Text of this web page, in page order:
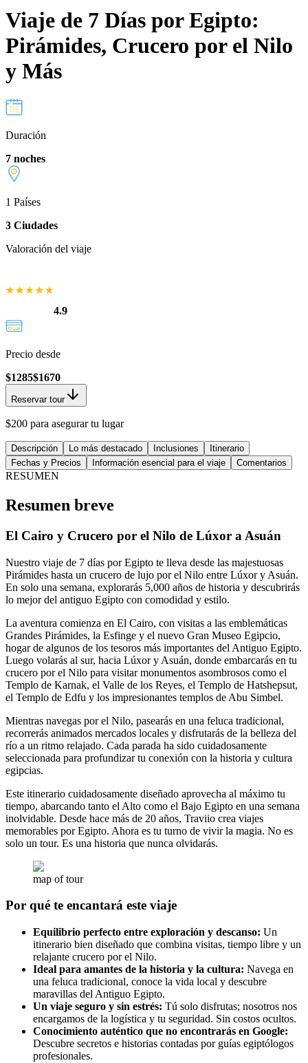
Viaje de 7 Días por Egipto:
Pirámides, Crucero por el Nilo
y Más
Duración
7 noches
1 Países
3 Ciudades
Valoración del viaje
4.9
Precio desde
$1285$1670
Reservar tour
$200 para asegurar tu lugar
Descripción Lo más destacado Inclusiones
Itinerario
Fechas y Precios
Información esencial para el viaje Comentarios
RESUMEN
Resumen breve
El Cairo y Crucero por el Nilo de Lúxor a Asuán
Nuestro viaje de 7 días por Egipto te lleva desde las majestuosas
Pirámides hasta un crucero de lujo por el Nilo entre Lúxor y Asuán.
En solo una semana, explorarás 5,000 años de historia y descubrirás
lo mejor del antiguo Egipto con comodidad y estilo.
La aventura comienza en El Cairo, con visitas a las emblemáticas
Grandes Pirámides, la Esfinge y el nuevo Gran Museo Egipcio,
hogar de algunos de los tesoros más importantes del Antiguo Egipto.
Luego volarás al sur, hacia Lúxor y Asuán, donde embarcarás en tu
crucero por el Nilo para visitar monumentos asombrosos como el
Templo de Karnak, el Valle de los Reyes, el Templo de Hatshepsut,
el Templo de Edfu y los impresionantes templos de Abu Simbel.
Mientras navegas por el Nilo, pasearás en una feluca tradicional,
recorrerás animados mercados locales y disfrutarás de la belleza del
río a un ritmo relajado. Cada parada ha sido cuidadosamente
seleccionada para profundizar tu conexión con la historia y cultura
egipcias.
Este itinerario cuidadosamente diseñado aprovecha al máximo tu
tiempo, abarcando tanto el Alto como el Bajo Egipto en una semana
inolvidable. Desde hace más de 20 años, Traviio crea viajes
memorables por Egipto. Ahora es tu turno de vivir la magia. No es
solo un tour. Es una historia que nunca olvidarás.
map of tour
Por qué te encantará este viaje
Equilibrio perfecto entre exploración y descanso: Un
itinerario bien diseñado que combina visitas, tiempo libre y un
relajante crucero por el Nilo.
Ideal para amantes de la historia y la cultura: Navega en
una feluca tradicional, conoce la vida local y descubre
maravillas del Antiguo Egipto.
Un viaje seguro y sin estrés: Tú solo disfrutas; nosotros nos
encargamos de la logística y tu seguridad. Sin costos ocultos.
Conocimiento auténtico que no encontrarás en Google:
Descubre secretos e historias contadas por guías egiptólogos
profesionales.